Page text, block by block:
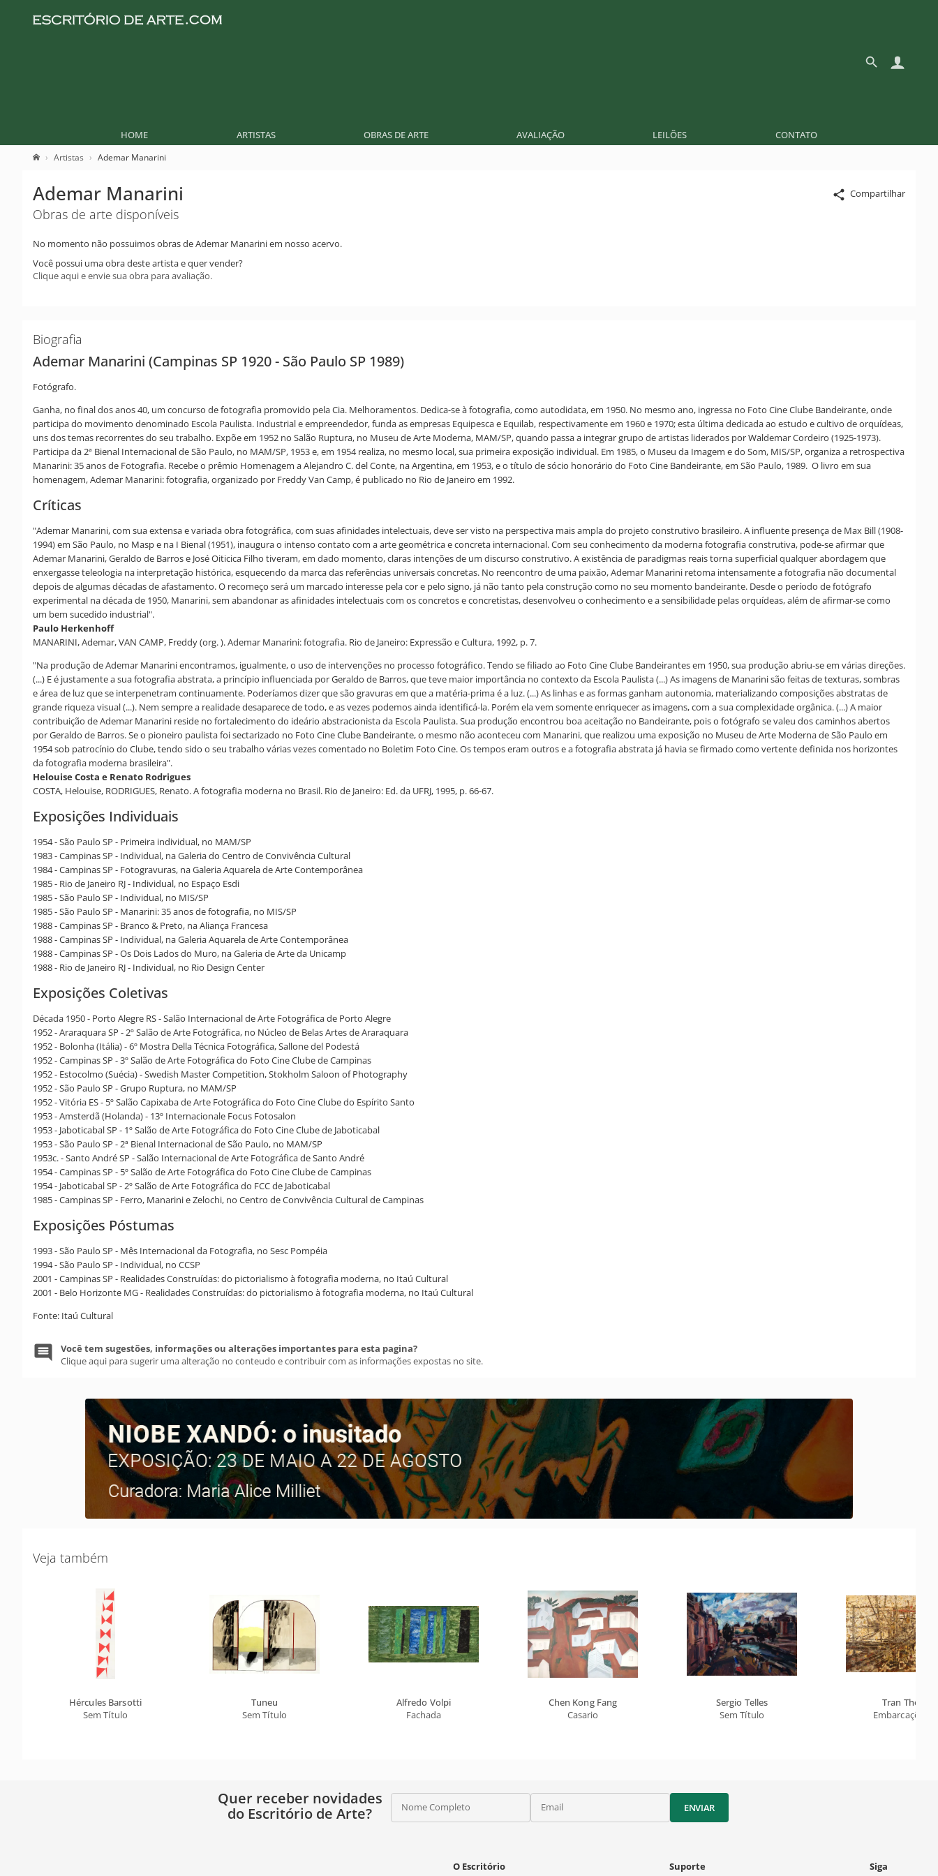
HOME ARTISTAS OBRAS DE ARTE AVALIAÇÃO LEILÕES CONTATO
Artistas Ademar Manarini
Compartilhar
Ademar Manarini
Obras de arte disponíveis
No momento não possuimos obras de Ademar Manarini em nosso acervo.
Você possui uma obra deste artista e quer vender?
Clique aqui e envie sua obra para avaliação.
Biografia
Ademar Manarini (Campinas SP 1920 - São Paulo SP 1989)
Fotógrafo.
Ganha, no final dos anos 40, um concurso de fotografia promovido pela Cia. Melhoramentos. Dedica-se à fotografia, como autodidata, em 1950. No mesmo ano, ingressa no Foto Cine Clube Bandeirante, onde
participa do movimento denominado Escola Paulista. Industrial e empreendedor, funda as empresas Equipesca e Equilab, respectivamente em 1960 e 1970; esta última dedicada ao estudo e cultivo de orquídeas,
uns dos temas recorrentes do seu trabalho. Expõe em 1952 no Salão Ruptura, no Museu de Arte Moderna, MAM/SP, quando passa a integrar grupo de artistas liderados por Waldemar Cordeiro (1925-1973).
Participa da 2ª Bienal Internacional de São Paulo, no MAM/SP, 1953 e, em 1954 realiza, no mesmo local, sua primeira exposição individual. Em 1985, o Museu da Imagem e do Som, MIS/SP, organiza a retrospectiva
Manarini: 35 anos de Fotografia. Recebe o prêmio Homenagem a Alejandro C. del Conte, na Argentina, em 1953, e o título de sócio honorário do Foto Cine Bandeirante, em São Paulo, 1989. O livro em sua
homenagem, Ademar Manarini: fotografia, organizado por Freddy Van Camp, é publicado no Rio de Janeiro em 1992.
Críticas
"Ademar Manarini, com sua extensa e variada obra fotográfica, com suas afinidades intelectuais, deve ser visto na perspectiva mais ampla do projeto construtivo brasileiro. A influente presença de Max Bill (1908-
1994) em São Paulo, no Masp e na I Bienal (1951), inaugura o intenso contato com a arte geométrica e concreta internacional. Com seu conhecimento da moderna fotografia construtiva, pode-se afirmar que
Ademar Manarini, Geraldo de Barros e José Oiticica Filho tiveram, em dado momento, claras intenções de um discurso construtivo. A existência de paradigmas reais torna superficial qualquer abordagem que
enxergasse teleologia na interpretação histórica, esquecendo da marca das referências universais concretas. No reencontro de uma paixão, Ademar Manarini retoma intensamente a fotografia não documental
depois de algumas décadas de afastamento. O recomeço será um marcado interesse pela cor e pelo signo, já não tanto pela construção como no seu momento bandeirante. Desde o período de fotógrafo
experimental na década de 1950, Manarini, sem abandonar as afinidades intelectuais com os concretos e concretistas, desenvolveu o conhecimento e a sensibilidade pelas orquídeas, além de afirmar-se como
um bem sucedido industrial".
Paulo Herkenhoff
MANARINI, Ademar, VAN CAMP, Freddy (org. ). Ademar Manarini: fotografia. Rio de Janeiro: Expressão e Cultura, 1992, p. 7.
"Na produção de Ademar Manarini encontramos, igualmente, o uso de intervenções no processo fotográfico. Tendo se filiado ao Foto Cine Clube Bandeirantes em 1950, sua produção abriu-se em várias direções.
(...) E é justamente a sua fotografia abstrata, a princípio influenciada por Geraldo de Barros, que teve maior importância no contexto da Escola Paulista (...) As imagens de Manarini são feitas de texturas, sombras
e área de luz que se interpenetram continuamente. Poderíamos dizer que são gravuras em que a matéria-prima é a luz. (...) As linhas e as formas ganham autonomia, materializando composições abstratas de
grande riqueza visual (...). Nem sempre a realidade desaparece de todo, e as vezes podemos ainda identificá-la. Porém ela vem somente enriquecer as imagens, com a sua complexidade orgânica. (...) A maior
contribuição de Ademar Manarini reside no fortalecimento do ideário abstracionista da Escola Paulista. Sua produção encontrou boa aceitação no Bandeirante, pois o fotógrafo se valeu dos caminhos abertos
por Geraldo de Barros. Se o pioneiro paulista foi sectarizado no Foto Cine Clube Bandeirante, o mesmo não aconteceu com Manarini, que realizou uma exposição no Museu de Arte Moderna de São Paulo em
1954 sob patrocínio do Clube, tendo sido o seu trabalho várias vezes comentado no Boletim Foto Cine. Os tempos eram outros e a fotografia abstrata já havia se firmado como vertente definida nos horizontes
da fotografia moderna brasileira".
Helouise Costa e Renato Rodrigues
COSTA, Helouise, RODRIGUES, Renato. A fotografia moderna no Brasil. Rio de Janeiro: Ed. da UFRJ, 1995, p. 66-67.
Exposições Individuais
1954 - São Paulo SP - Primeira individual, no MAM/SP
1983 - Campinas SP - Individual, na Galeria do Centro de Convivência Cultural
1984 - Campinas SP - Fotogravuras, na Galeria Aquarela de Arte Contemporânea
1985 - Rio de Janeiro RJ - Individual, no Espaço Esdi
1985 - São Paulo SP - Individual, no MIS/SP
1985 - São Paulo SP - Manarini: 35 anos de fotografia, no MIS/SP
1988 - Campinas SP - Branco & Preto, na Aliança Francesa
1988 - Campinas SP - Individual, na Galeria Aquarela de Arte Contemporânea
1988 - Campinas SP - Os Dois Lados do Muro, na Galeria de Arte da Unicamp
1988 - Rio de Janeiro RJ - Individual, no Rio Design Center
Exposições Coletivas
Década 1950 - Porto Alegre RS - Salão Internacional de Arte Fotográfica de Porto Alegre
1952 - Araraquara SP - 2º Salão de Arte Fotográfica, no Núcleo de Belas Artes de Araraquara
1952 - Bolonha (Itália) - 6º Mostra Della Técnica Fotográfica, Sallone del Podestá
1952 - Campinas SP - 3º Salão de Arte Fotográfica do Foto Cine Clube de Campinas
1952 - Estocolmo (Suécia) - Swedish Master Competition, Stokholm Saloon of Photography
1952 - São Paulo SP - Grupo Ruptura, no MAM/SP
1952 - Vitória ES - 5º Salão Capixaba de Arte Fotográfica do Foto Cine Clube do Espírito Santo
1953 - Amsterdã (Holanda) - 13º Internacionale Focus Fotosalon
1953 - Jaboticabal SP - 1º Salão de Arte Fotográfica do Foto Cine Clube de Jaboticabal
1953 - São Paulo SP - 2ª Bienal Internacional de São Paulo, no MAM/SP
1953c. - Santo André SP - Salão Internacional de Arte Fotográfica de Santo André
1954 - Campinas SP - 5º Salão de Arte Fotográfica do Foto Cine Clube de Campinas
1954 - Jaboticabal SP - 2º Salão de Arte Fotográfica do FCC de Jaboticabal
1985 - Campinas SP - Ferro, Manarini e Zelochi, no Centro de Convivência Cultural de Campinas
Exposições Póstumas
1993 - São Paulo SP - Mês Internacional da Fotografia, no Sesc Pompéia
1994 - São Paulo SP - Individual, no CCSP
2001 - Campinas SP - Realidades Construídas: do pictorialismo à fotografia moderna, no Itaú Cultural
2001 - Belo Horizonte MG - Realidades Construídas: do pictorialismo à fotografia moderna, no Itaú Cultural
Fonte: Itaú Cultural
Você tem sugestões, informações ou alterações importantes para esta pagina?
Clique aqui para sugerir uma alteração no conteudo e contribuir com as informações expostas no site.
Veja também
Hércules Barsotti
Sem Título
Tuneu
Sem Título
Alfredo Volpi
Fachada
Chen Kong Fang
Casario
Sergio Telles
Sem Título
Tran Tho
Embarcações
Quer receber novidades
do Escritório de Arte?
Nome Completo Email ENVIAR
O Escritório Suporte Siga